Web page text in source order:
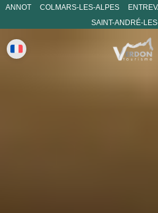
ANNOT COLMARS-LES-ALPES
SAINT-ANDRÉ-